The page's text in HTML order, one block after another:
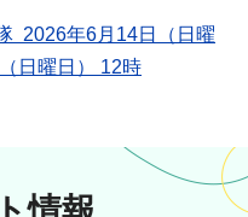
2026年6月14日（日曜
日曜日） 12時